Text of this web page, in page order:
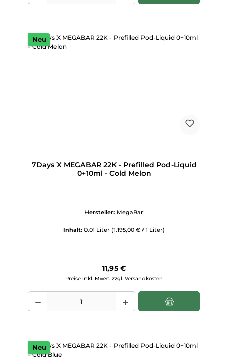
Neu
7Days X MEGABAR 22K - Prefilled Pod-Liquid
0+10ml - Cold Melon
Hersteller: MegaBar
Inhalt: 0.01 Liter (1.195,00 € / 1 Liter)
Regulärer Preis:
11,95 €
Preise inkl. MwSt. zzgl. Versandkosten
Produkt Anzahl: Gib den gewünschten Wert ein oder benutze die
Neu